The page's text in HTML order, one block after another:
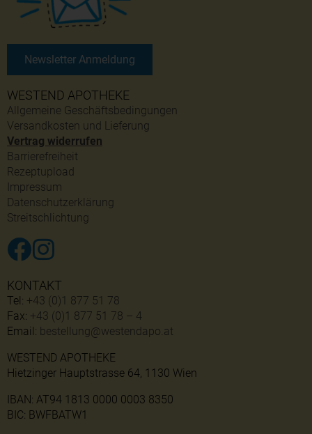
WESTEND APOTHEKE
Allgemeine Geschäftsbedingungen
Versandkosten und Lieferung
Vertrag widerrufen
Barrierefreiheit
Rezeptupload
Impressum
Datenschutzerklärung
Streitschlichtung
Newsletter Anmeldung
KONTAKT
Tel: +43 (0)1 877 51 78
Fax: +43 (0)1 877 51 78 – 4
Email: bestellung@westendapo.at
WESTEND APOTHEKE
Hietzinger Hauptstrasse 64, 1130 Wien
IBAN: AT94 1813 0000 0003 8350
BIC: BWFBATW1